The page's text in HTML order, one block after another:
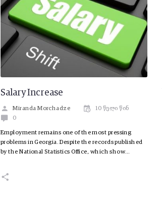
Salary Increase
Miranda Morchadze
10 წელი წინ
0
Employment remains one of the most pressing
problems in Georgia. Despite the records published
by the National Statistics Office, which show…